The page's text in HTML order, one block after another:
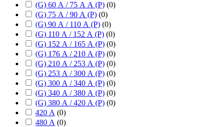
(G) 60 А / 75 А А (P) (0)
(G) 75 А / 90 А (P) (0)
(G) 90 А / 110 А (P) (0)
(G) 110 А / 152 А (P) (0)
(G) 152 А / 165 А (P) (0)
(G) 176 А / 210 А (P) (0)
(G) 210 А / 253 А (P) (0)
(G) 253 А / 300 А (P) (0)
(G) 300 А / 340 А (P) (0)
(G) 340 А / 380 А (P) (0)
(G) 380 А / 420 А (P) (0)
420 А (0)
480 А (0)